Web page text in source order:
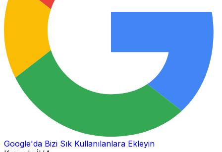
Google'da Bizi Sık Kullanılanlara Ekleyin